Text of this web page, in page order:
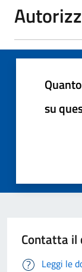
su
Contatta il
Leggi le